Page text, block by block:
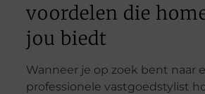
voordelen die
jou biedt
Wanneer je op zoek bent naar
professionele vastgoedstylist